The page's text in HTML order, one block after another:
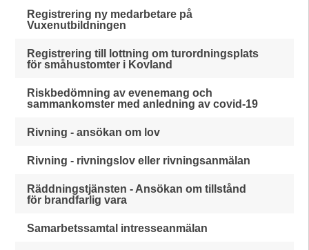
Registrering ny medarbetare på
Vuxenutbildningen
Registrering till lottning om turordningsplats
för småhustomter i Kovland
Riskbedömning av evenemang och
sammankomster med anledning av covid-19
Rivning - ansökan om lov
Rivning - rivningslov eller rivningsanmälan
Räddningstjänsten - Ansökan om tillstånd
för brandfarlig vara
Samarbetssamtal intresseanmälan